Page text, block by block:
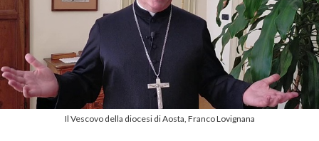
Il Vescovo della diocesi di Aosta, Franco Lovignana